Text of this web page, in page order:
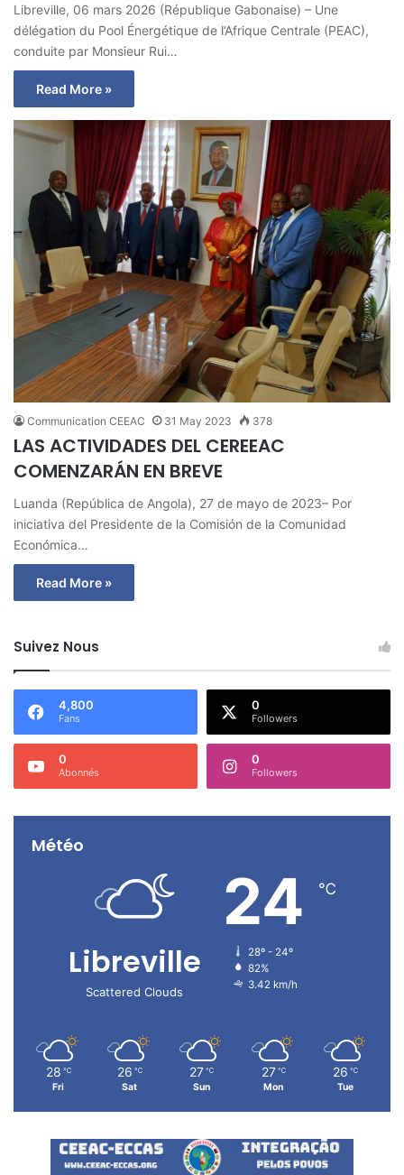
Libreville, 06 mars 2026 (République Gabonaise) – Une
délégation du Pool Énergétique de l’Afrique Centrale (PEAC),
conduite par Monsieur Rui…
Read More »
Communication CEEAC 31 May 2023 378
LAS ACTIVIDADES DEL CEREEAC
COMENZARÁN EN BREVE
Luanda (República de Angola), 27 de mayo de 2023– Por
iniciativa del Presidente de la Comisión de la Comunidad
Económica…
Read More »
Suivez Nous
4,800
Fans
0
Followers
0
Abonnés
0
Followers
Météo
Libreville
Scattered Clouds
24 ℃
28º - 24º
82%
3.42 km/h
28 ℃
Fri
26 ℃
Sat
27 ℃
Sun
27 ℃
Mon
26 ℃
Tue